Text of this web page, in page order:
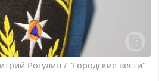
Рогулин / "Городские вести"